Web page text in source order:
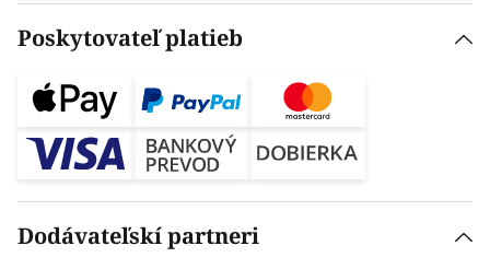
Poskytovateľ platieb
Dodávateľskí partneri